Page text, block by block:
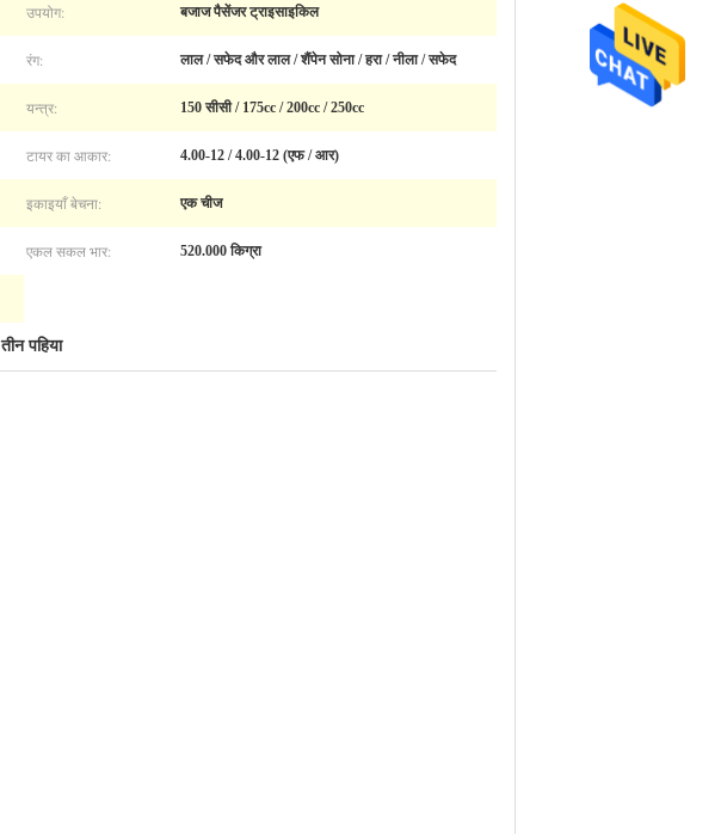
उपयोग: बजाज पैसेंजर ट्राइसाइकिल
रंग: लाल / सफेद और लाल / शैंपेन सोना / हरा / नीला / सफेद
यन्त्र: 150 सीसी / 175cc / 200cc / 250cc
टायर का आकार: 4.00-12 / 4.00-12 (एफ / आर)
इकाइयाँ बेचना: एक चीज
एकल सकल भार: 520.000 किग्रा
पहिया